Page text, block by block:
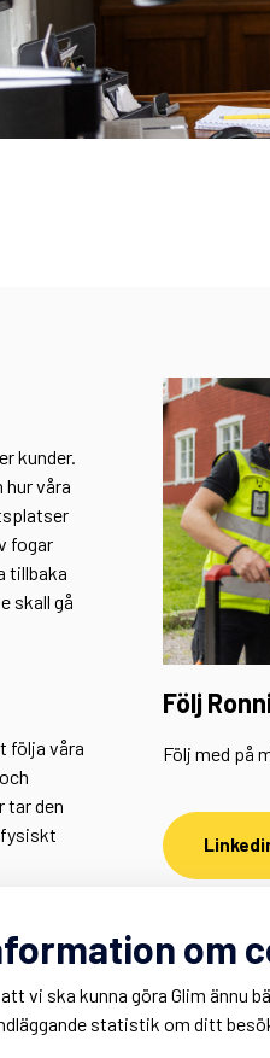
kunder.
våra
fogar
tillbaka
skall gå
följa våra
tar den
fysiskt
ur
de är
ofta
pålitlig
Följ
Följ med på
om
vi ska kunna göra Glim ännu
statistik om ditt